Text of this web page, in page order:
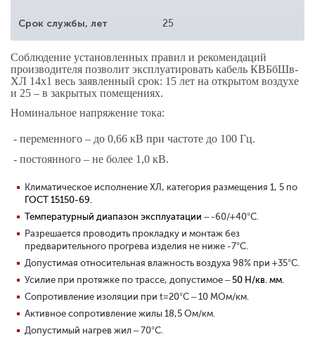
Срок службы, лет 25
Соблюдение установленных правил и рекомендаций
производителя позволит эксплуатировать кабель КВБбШв-
ХЛ 14х1 весь заявленный срок: 15 лет на открытом воздухе
и 25 – в закрытых помещениях.
Номинальное напряжение тока:
- переменного – до 0,66 кВ при частоте до 100 Гц.
- постоянного – не более 1,0 кВ.
Климатическое исполнение ХЛ, категория размещения 1, 5 по
ГОСТ 15150-69.
Температурный диапазон эксплуатации – -60/+40°С.
Разрешается проводить прокладку и монтаж без
предварительного прогрева изделия не ниже -7°С.
Допустимая относительная влажность воздуха 98% при +35°С.
Усилие при протяжке по трассе, допустимое –50 Н/кв. мм.
Сопротивление изоляции при t=20°С – 10 МОм/км.
Активное сопротивление жилы 18,5 Ом/км.
Допустимый нагрев жил – 70°С.